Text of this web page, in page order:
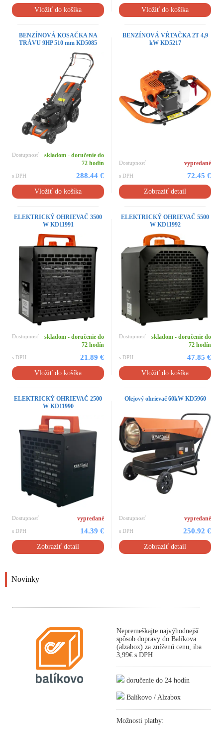
Vložiť do košíka Vložiť do košíka
BENZÍNOVÁ KOSAČKA NA
TRÁVU 9HP 510 mm KD5085
Dostupnosť
skladom - doručenie do
72 hodín
s DPH 288.44 €
Vložiť do košíka
BENZÍNOVÁ VŔTAČKA 2T 4,9
kW KD5217
Dostupnosť vypredané
s DPH 72.45 €
Zobraziť detail
ELEKTRICKÝ OHRIEVAČ 3500
W KD11991
Dostupnosť
skladom - doručenie do
72 hodín
s DPH 21.89 €
Vložiť do košíka
ELEKTRICKÝ OHRIEVAČ 5500
W KD11992
Dostupnosť
skladom - doručenie do
72 hodín
s DPH 47.85 €
Vložiť do košíka
ELEKTRICKÝ OHRIEVAČ 2500
W KD11990
Dostupnosť vypredané
s DPH 14.39 €
Zobraziť detail
Olejový ohrievač 60kW KD5960
Dostupnosť vypredané
s DPH 250.92 €
Zobraziť detail
Novinky
Nepremeškajte najvýhodnejší
spôsob dopravy do Balíkova
(alzabox) za zníženú cenu, iba
3,99€ s DPH
doručenie do 24 hodín
Balíkovo / Alzabox
Možnosti platby: